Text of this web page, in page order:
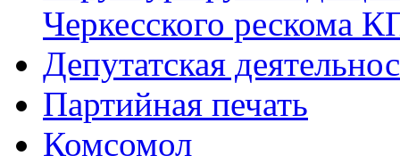
Черкесского рескома
Депутатская
Партийная печать
Комсомол